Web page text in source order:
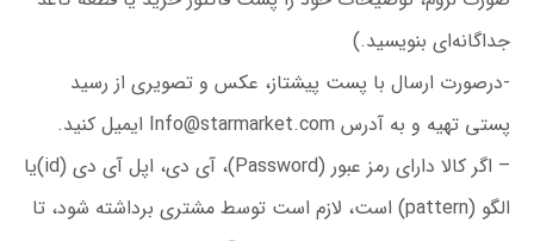
جداگانه‌ای بنویسید.)
-درصورت ارسال با پست پیشتاز، عکس و تصویری از رسید
پستی تهیه و به آدرس Info@starmarket.com ایمیل کنید.
– اگر کالا دارای رمز عبور (Password)، آی دی، اپل آی دی (id)یا
الگو (pattern) است، لازم است توسط مشتری برداشته شود، تا